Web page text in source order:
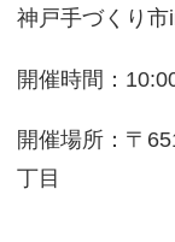
神戸手づくり
開催時間：
開催場所：〒
丁目